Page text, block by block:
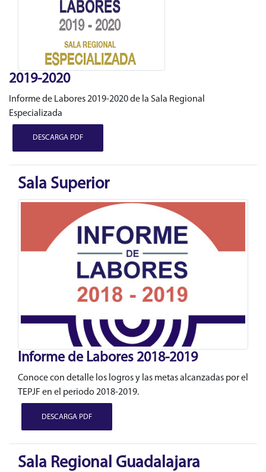
2019-2020
Informe de Labores 2019-2020 de la Sala Regional
Especializada
DESCARGA PDF
Sala Superior
Informe de Labores 2018-2019
Conoce con detalle los logros y las metas alcanzadas por el
TEPJF en el periodo 2018-2019.
DESCARGA PDF
Sala Regional Guadalajara